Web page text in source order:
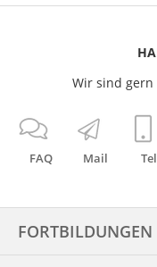
FAQ Mail
Wir sind gern
FORTBILDUNGEN